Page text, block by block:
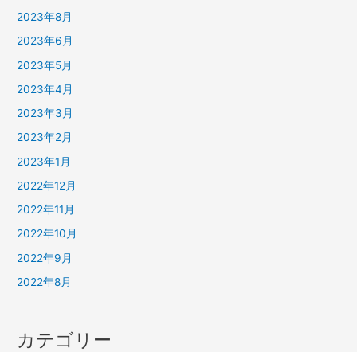
2023年8月
2023年6月
2023年5月
2023年4月
2023年3月
2023年2月
2023年1月
2022年12月
2022年11月
2022年10月
2022年9月
2022年8月
カテゴリー